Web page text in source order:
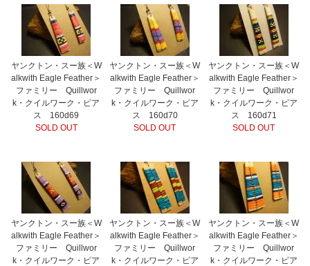
ヤンクトン・スー族＜W
alkwith Eagle Feather＞
ファミリー Quillwor
k・クイルワーク・ピア
ス 160d69
SOLD OUT
ヤンクトン・スー族＜W
alkwith Eagle Feather＞
ファミリー Quillwor
k・クイルワーク・ピア
ス 160d70
SOLD OUT
ヤンクトン・スー族＜W
alkwith Eagle Feather＞
ファミリー Quillwor
k・クイルワーク・ピア
ス 160d71
SOLD OUT
ヤンクトン・スー族＜W
alkwith Eagle Feather＞
ファミリー Quillwor
k・クイルワーク・ピア
ヤンクトン・スー族＜W
alkwith Eagle Feather＞
ファミリー Quillwor
k・クイルワーク・ピア
ヤンクトン・スー族＜W
alkwith Eagle Feather＞
ファミリー Quillwor
k・クイルワーク・ピア